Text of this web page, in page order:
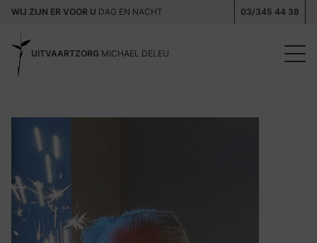
WIJ ZIJN ER VOOR U DAG EN NACHT 03/345 44 38
UITVAARTZORG MICHAEL DELEU